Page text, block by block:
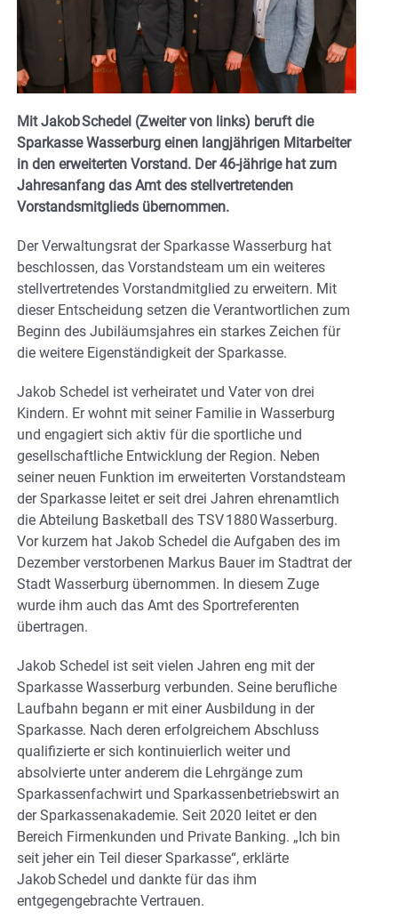
Mit Jakob Schedel (Zweiter von links) beruft die
Sparkasse Wasserburg einen langjährigen Mitarbeiter
in den erweiterten Vorstand. Der 46-jährige hat zum
Jahresanfang das Amt des stellvertretenden
Vorstandsmitglieds übernommen.
Der Verwaltungsrat der Sparkasse Wasserburg hat
beschlossen, das Vorstandsteam um ein weiteres
stellvertretendes Vorstandmitglied zu erweitern. Mit
dieser Entscheidung setzen die Verantwortlichen zum
Beginn des Jubiläumsjahres ein starkes Zeichen für
die weitere Eigenständigkeit der Sparkasse.
Jakob Schedel ist verheiratet und Vater von drei
Kindern. Er wohnt mit seiner Familie in Wasserburg
und engagiert sich aktiv für die sportliche und
gesellschaftliche Entwicklung der Region. Neben
seiner neuen Funktion im erweiterten Vorstandsteam
der Sparkasse leitet er seit drei Jahren ehrenamtlich
die Abteilung Basketball des TSV 1880 Wasserburg.
Vor kurzem hat Jakob Schedel die Aufgaben des im
Dezember verstorbenen Markus Bauer im Stadtrat der
Stadt Wasserburg übernommen. In diesem Zuge
wurde ihm auch das Amt des Sportreferenten
übertragen.
Jakob Schedel ist seit vielen Jahren eng mit der
Sparkasse Wasserburg verbunden. Seine berufliche
Laufbahn begann er mit einer Ausbildung in der
Sparkasse. Nach deren erfolgreichem Abschluss
qualifizierte er sich kontinuierlich weiter und
absolvierte unter anderem die Lehrgänge zum
Sparkassenfachwirt und Sparkassenbetriebswirt an
der Sparkassenakademie. Seit 2020 leitet er den
Bereich Firmenkunden und Private Banking. „Ich bin
seit jeher ein Teil dieser Sparkasse“, erklärte
Jakob Schedel und dankte für das ihm
entgegengebrachte Vertrauen.